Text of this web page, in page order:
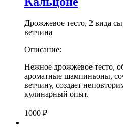
Дрожжевое тесто, 2 вида
ветчина
Описание:
Нежное дрожжевое тесто,
ароматные шампиньоны,
ветчину, создает
кулинарный опыт.
1000 ₽